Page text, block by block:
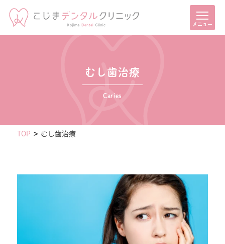
メニュー
むし歯治療
Caries
TOP むし歯治療